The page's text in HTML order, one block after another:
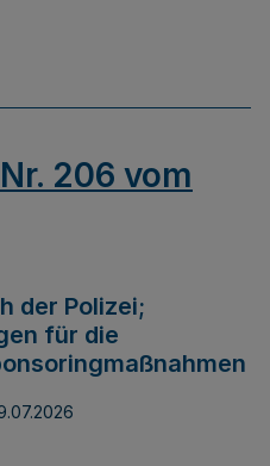
206 vom
der Polizei;
für die